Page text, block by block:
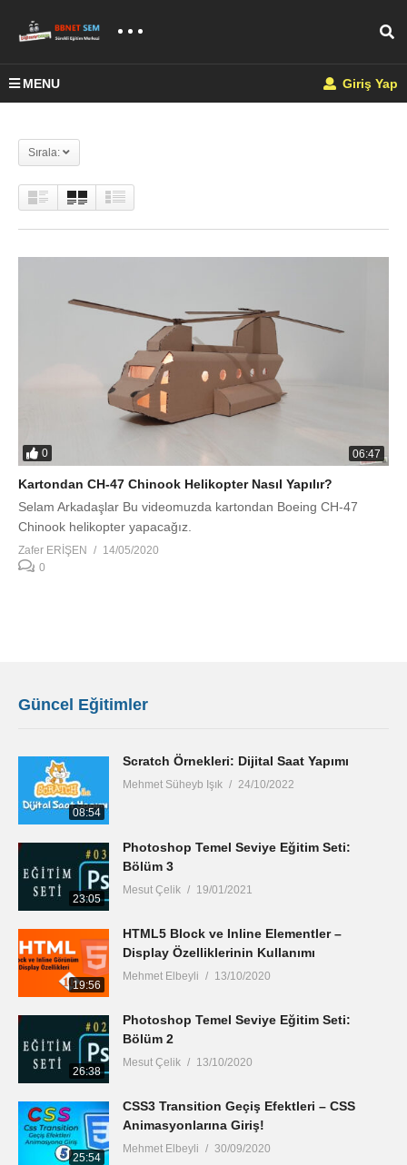
MENU Giriş Yap
Sırala:
0 06:47
Kartondan CH-47 Chinook Helikopter Nasıl Yapılır?
Selam Arkadaşlar Bu videomuzda kartondan Boeing CH-47
Chinook helikopter yapacağız.
Zafer ERİŞEN
14/05/2020
0
Güncel Eğitimler
08:54
Scratch Örnekleri: Dijital Saat Yapımı
Mehmet Süheyb Işık 24/10/2022
23:05
Photoshop Temel Seviye Eğitim Seti:
Bölüm 3
Mesut Çelik 19/01/2021
19:56
HTML5 Block ve Inline Elementler –
Display Özelliklerinin Kullanımı
Mehmet Elbeyli 13/10/2020
26:38
Photoshop Temel Seviye Eğitim Seti:
Bölüm 2
Mesut Çelik 13/10/2020
25:54
CSS3 Transition Geçiş Efektleri – CSS
Animasyonlarına Giriş!
Mehmet Elbeyli 30/09/2020